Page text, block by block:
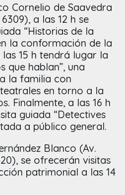
Cornelio de Saavedra
a las 12 h se
“Historias de la
la conformación de la
15 h tendrá lugar la
que hablan”, una
la familia con
en torno a la
Finalmente, a las 16 h
guiada “Detectives
a público general.
Blanco (Av.
se ofrecerán visitas
patrimonial a las 14